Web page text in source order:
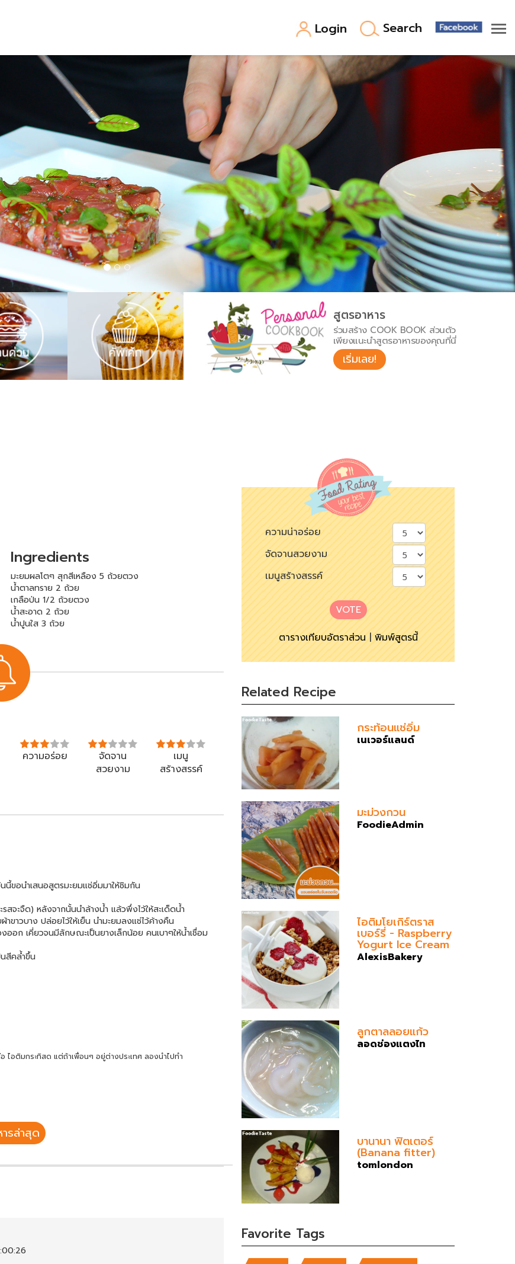
Login Search
สูตรอาหาร
ร่วมสร้าง COOK BOOK ส่วนตัว
เพียงแนะนำสูตรอาหารของคุณที่นี่
เริ่มเลย!
Ingredients
มะยมผลโตๆ สุกสีเหลือง 5 ถ้วยตวง
น้ำตาลทราย 2 ถ้วย
เกลือป่น 1/2 ถ้วยตวง
น้ำสะอาด 2 ถ้วย
น้ำปูนใส 3 ถ้วย
ความอร่อย
จัดจาน
สวยงาม
เมนู
สร้างสรรค์
นี้ขอนำเสนอสูตรมะยมแช่อิ่มมาให้ชิมกัน
รสจะจืด) หลังจากนั้นนำล้างน้ำ แล้วพึ่งไว้ให้สะเด็ดน้ำ
าวบาง ปล่อยไว้ให้เย็น นำมะยมลงแช่ไว้ค้างคืน
อก เคี่ยวจนมีลักษณะเป็นยางเล็กน้อย คนเบาๆให้น้ำเชื่อม
สีคล้ำขึ้น
ไอติมกระทิสด แต่ถ้าเพื่อนๆ อยู่ต่างประเทศ ลองนำไปทำ
รล่าสุด
ความน่าอร่อย
จัดจานสวยงาม
เมนูสร้างสรรค์
VOTE
ตารางเทียบอัตราส่วน|พิมพ์สูตรนี้
Related Recipe
กระท้อนแช่อิ่ม
เนเวอร์แลนด์
มะม่วงกวน
FoodieAdmin
ไอติมโยเกิร์ตราส
เบอร์รี่ - Raspberry
Yogurt Ice Cream
AlexisBakery
ลูกตาลลอยแก้ว
ลอดช่องแตงไท
บานานา ฟิตเตอร์
(Banana fitter)
tomlondon
Favorite Tags